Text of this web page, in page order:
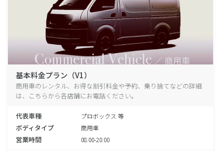
基本料金プラン（V1）
商用車のレンタル、お得な割引料金や予約、乗り捨てなどの詳細
は、こちらから各店舗にお電話ください。
代表車種 プロボックス 等
ボディタイプ 商用車
営業時間 08:00-20:00